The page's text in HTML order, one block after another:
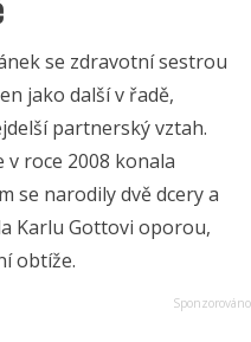
se zdravotní sestrou
jako další v řadě,
partnerský vztah.
roce 2008 konala
se narodily dvě dcery a
Karlu Gottovi oporou,
obtíže.